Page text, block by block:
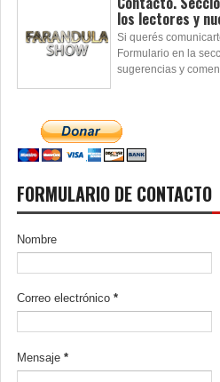
los lectores y
Si querés
Formulario en la
sugerencias y
FORMULARIO DE CONTACTO
Nombre
Correo electrónico *
Mensaje *